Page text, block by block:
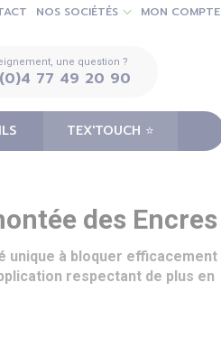
MON COMPTE
NOS SOCIÉTÉS
une question ?
77 49 20 90
TEX'TOUCH ⭐️
des Encres
unique à bloquer efficacement
respectant de plus en